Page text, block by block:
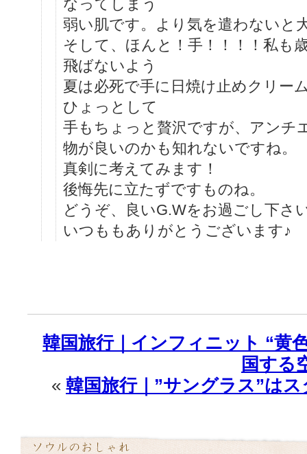
なってしまう
弱い肌です。より気を遣わないと
そして、ほんと！手！！！！私も
飛ばないよう
夏は必死で手に日焼け止めクリー
ひょっとして
手もちょっと贅沢ですが、アンチ
物が良いのかも知れないですね。
真剣に考えてみます！
後悔先に立たずですものね。
どうぞ、良いG.Wをお過ごし下さ
いつももありがとうございます♪
韓国旅行｜インフィニット “黄
国する
« 韓国旅行｜”サングラス”は